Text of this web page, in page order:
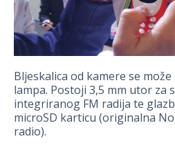
Bljeskalica od kamere se
lampa. Postoji 3,5 mm utor za
integriranog FM radija te
microSD karticu (originalna
radio).